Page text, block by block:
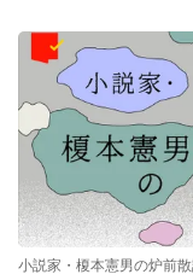
小説家・榎本憲男の炉前